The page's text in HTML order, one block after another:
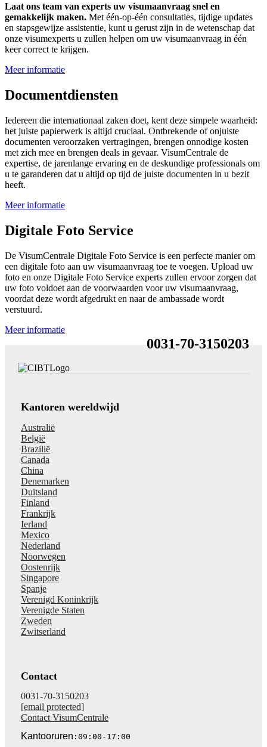
Laat ons team van experts uw visumaanvraag snel en
gemakkelijk maken. Met één-op-één consultaties, tijdige updates
en stapsgewijze assistentie, kunt u gerust zijn in de wetenschap dat
onze visumexperts u zullen helpen om uw visumaanvraag in één
keer correct te krijgen.
Meer informatie
Documentdiensten
Iedereen die internationaal zaken doet, kent deze simpele waarheid:
het juiste papierwerk is altijd cruciaal. Ontbrekende of onjuiste
documenten veroorzaken vertragingen, brengen onnodige kosten
met zich mee en brengen deals in gevaar. VisumCentrale de
expertise, de jarenlange ervaring en de deskundige professionals om
u te garanderen dat u altijd op tijd de juiste documenten in u bezit
heeft.
Meer informatie
Digitale Foto Service
De VisumCentrale Digitale Foto Service is een perfecte manier om
een digitale foto aan uw visumaanvraag toe te voegen. Upload uw
foto en onze Digitale Foto Service experts zullen ervoor zorgen dat
uw foto voldoet aan de voorwaarden voor uw visumaanvraag,
voordat deze wordt afgedrukt en naar de ambassade wordt
verstuurd.
Meer informatie
0031-70-3150203
Kantoren wereldwijd
Australië
België
Brazilië
Canada
China
Denemarken
Duitsland
Finland
Frankrijk
Ierland
Mexico
Nederland
Noorwegen
Oostenrijk
Singapore
Spanje
Verenigd Koninkrijk
Verenigde Staten
Zweden
Zwitserland
Contact
0031-70-3150203
[email protected]
Contact VisumCentrale
Kantooruren :09:00-17:00